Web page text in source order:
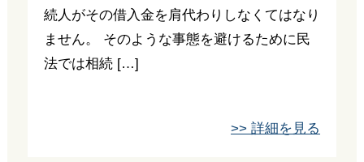
続人がその借入金を肩代わりしなくてはなり
ません。 そのような事態を避けるために民
法では相続 […]
>> 詳細を見る